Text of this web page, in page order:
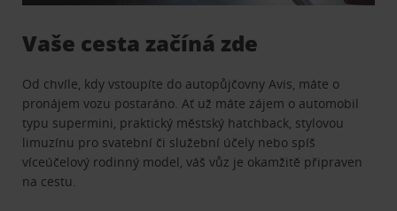
Vaše cesta začíná zde
Od chvíle, kdy vstoupíte do autopůjčovny Avis, máte o
pronájem vozu postaráno. Ať už máte zájem o automobil
typu supermini, praktický městský hatchback, stylovou
limuzínu pro svatební či služební účely nebo spíš
víceúčelový rodinný model, váš vůz je okamžitě připraven
na cestu.